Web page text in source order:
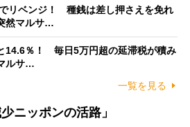
でリベンジ！ 種銭は差し押さえを免れ
然マルサ…
14.6％！ 毎日5万円超の延滞税が積み
ルサ…
一覧を見る
ニッポンの活路」